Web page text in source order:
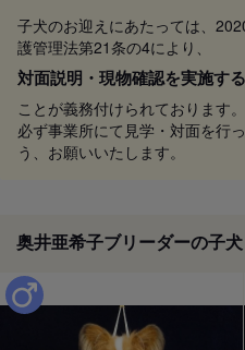
子犬のお迎えにあたっては、
護管理法第21条の4により、
対面説明・現物確認を実施す
ことが義務付けられております。
必ず事業所にて見学・対面を行
う、お願いいたします。
奥井亜希子ブリーダーの子犬